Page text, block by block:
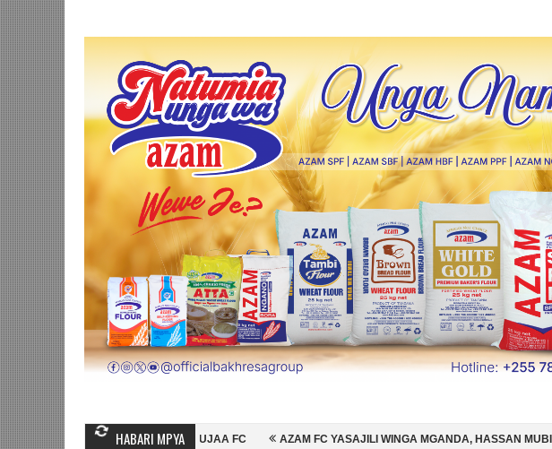
HABARI MPYA
WA MASHUJAA FC AZAM FC YASAJILI WINGA MGANDA, HASSAN MUBIRU KUTOKA SC VILLA